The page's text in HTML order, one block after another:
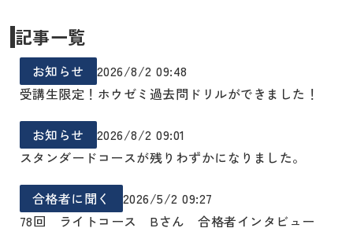
記事一覧
お知らせ
2026/8/2 09:48
受講生限定！ホウゼミ過去問ドリルができました！
お知らせ
2026/8/2 09:01
スタンダードコースが残りわずかになりました。
合格者に聞く
2026/5/2 09:27
78回 ライトコース Bさん 合格者インタビュー